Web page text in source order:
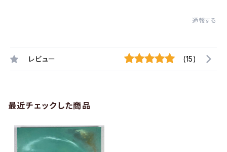
通報する
レビュー (15)
最近チェックした商品